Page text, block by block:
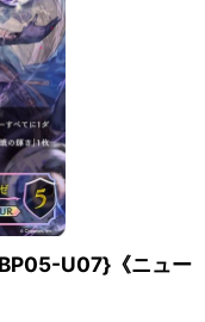
U07}《ニュー